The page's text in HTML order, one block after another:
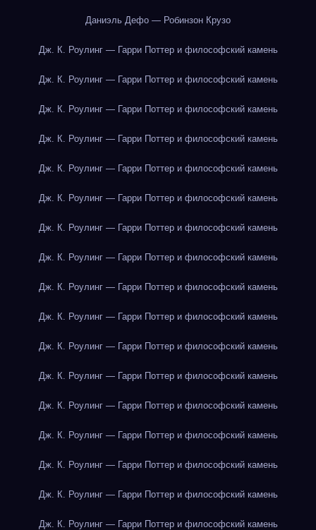
Даниэль Дефо — Робинзон Крузо
Дж. К. Роулинг — Гарри Поттер и философский камень
Дж. К. Роулинг — Гарри Поттер и философский камень
Дж. К. Роулинг — Гарри Поттер и философский камень
Дж. К. Роулинг — Гарри Поттер и философский камень
Дж. К. Роулинг — Гарри Поттер и философский камень
Дж. К. Роулинг — Гарри Поттер и философский камень
Дж. К. Роулинг — Гарри Поттер и философский камень
Дж. К. Роулинг — Гарри Поттер и философский камень
Дж. К. Роулинг — Гарри Поттер и философский камень
Дж. К. Роулинг — Гарри Поттер и философский камень
Дж. К. Роулинг — Гарри Поттер и философский камень
Дж. К. Роулинг — Гарри Поттер и философский камень
Дж. К. Роулинг — Гарри Поттер и философский камень
Дж. К. Роулинг — Гарри Поттер и философский камень
Дж. К. Роулинг — Гарри Поттер и философский камень
Дж. К. Роулинг — Гарри Поттер и философский камень
Дж. К. Роулинг — Гарри Поттер и философский камень